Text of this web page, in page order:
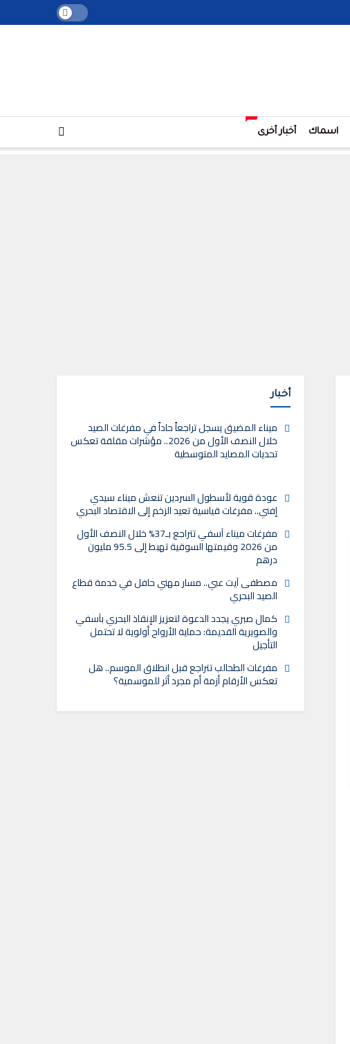
اسماك أخبار أخرى
+
أخبار
ميناء المضيق يسجل تراجعاً حاداً في مفرغات الصيد
خلال النصف الأول من 2026.. مؤشرات مقلقة تعكس
تحديات المصايد المتوسطية
عودة قوية لأسطول السردين تنعش ميناء سيدي
إفني.. مفرغات قياسية تعيد الزخم إلى الاقتصاد البحري
مفرغات ميناء آسفي تتراجع بـ37% خلال النصف الأول
من 2026 وقيمتها السوقية تهبط إلى 95.5 مليون
درهم
مصطفى آيت عبي.. مسار مهني حافل في خدمة قطاع
الصيد البحري
كمال صبري يجدد الدعوة لتعزيز الإنقاذ البحري بآسفي
والصويرية القديمة: حماية الأرواح أولوية لا تحتمل
التأجيل
مفرغات الطحالب تتراجع قبل انطلاق الموسم.. هل
تعكس الأرقام أزمة أم مجرد أثر للموسمية؟